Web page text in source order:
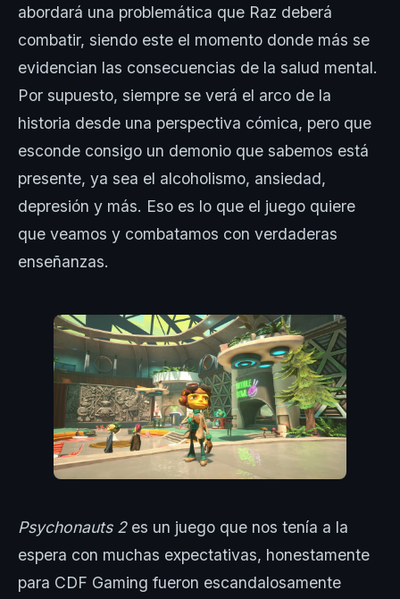
abordará una problemática que Raz deberá
combatir, siendo este el momento donde más se
evidencian las consecuencias de la salud mental.
Por supuesto, siempre se verá el arco de la
historia desde una perspectiva cómica, pero que
esconde consigo un demonio que sabemos está
presente, ya sea el alcoholismo, ansiedad,
depresión y más. Eso es lo que el juego quiere
que veamos y combatamos con verdaderas
enseñanzas.
Psychonauts 2es un juego que nos tenía a la
espera con muchas expectativas, honestamente
para CDF Gaming fueron escandalosamente